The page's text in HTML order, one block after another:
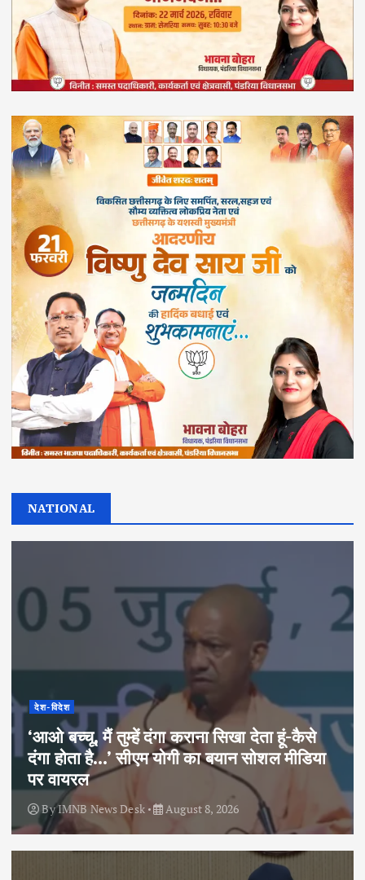
NATIONAL
देश-विदेश
‘आओ बच्चू, मैं तुम्हें दंगा कराना सिखा देता हूं-कैसे
दंगा होता है…’ सीएम योगी का बयान सोशल मीडिया
पर वायरल
ByIMNB News Desk August 8, 2026